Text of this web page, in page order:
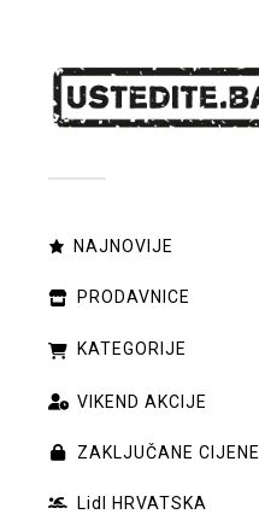
NAJNOVIJE
PRODAVNICE
KATEGORIJE
VIKEND AKCIJE
ZAKLJUČANE CIJENE
Lidl HRVATSKA